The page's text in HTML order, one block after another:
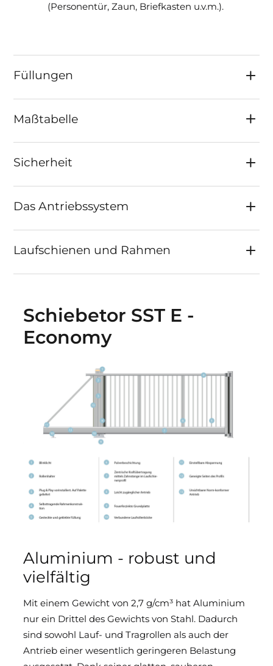
(Personentür, Zaun, Briefkasten u.v.m.).
Füllungen
Maßtabelle
Sicherheit
Das Antriebssystem
Laufschienen und Rahmen
Schiebetor SST E -
Economy
Aluminium - robust und
vielfältig
Mit einem Gewicht von 2,7 g/cm³ hat Aluminium
nur ein Drittel des Gewichts von Stahl. Dadurch
sind sowohl Lauf- und Tragrollen als auch der
Antrieb einer wesentlich geringeren Belastung